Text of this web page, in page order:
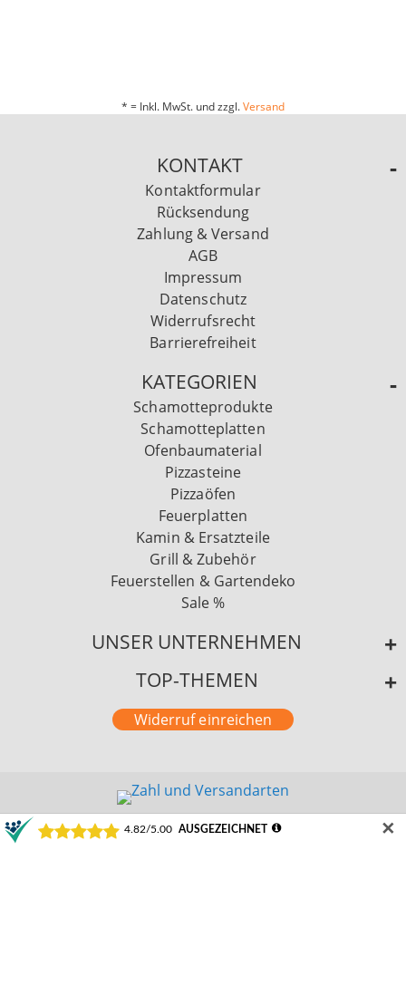
* = Inkl. MwSt. und zzgl.Versand
KONTAKT
Kontaktformular
Rücksendung
Zahlung & Versand
AGB
Impressum
Datenschutz
Widerrufsrecht
Barrierefreiheit
KATEGORIEN
Schamotteprodukte
Schamotteplatten
Ofenbaumaterial
Pizzasteine
Pizzaöfen
Feuerplatten
Kamin & Ersatzteile
Grill & Zubehör
Feuerstellen & Gartendeko
Sale %
UNSER UNTERNEHMEN
TOP-THEMEN
Widerruf einreichen
✕